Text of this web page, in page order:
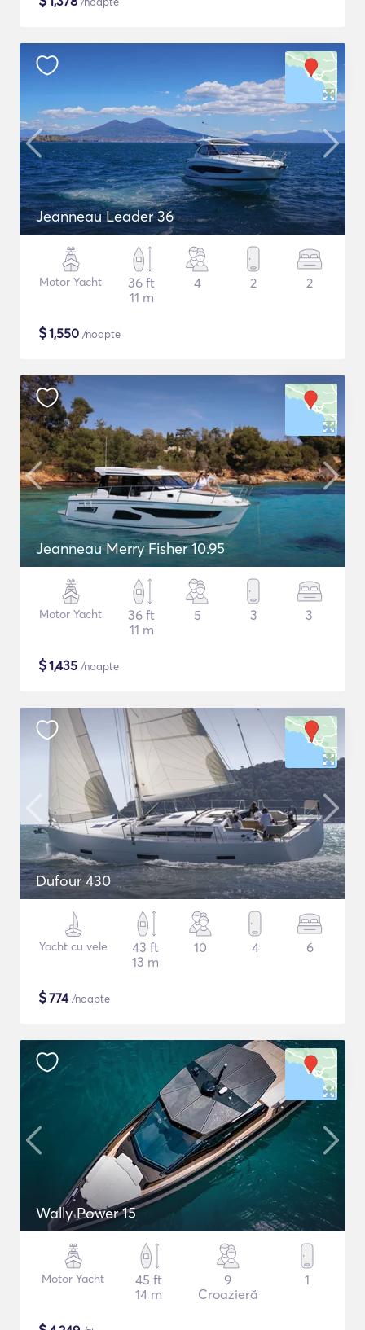
Jeanneau Leader 36
Motor Yacht
36 ft
11 m
4 2 2
$1,550 /noapte
Jeanneau Merry Fisher 10.95
Motor Yacht
36 ft
11 m
5 3 3
$1,435 /noapte
Dufour 430
Yacht cu vele
43 ft
13 m
10 4 6
$774/noapte
Wally Power 15
Motor Yacht
45 ft
14 m
9
Croazieră
1